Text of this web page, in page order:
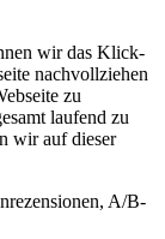
wir das Klick-
nachvollziehen
zu
laufend zu
wir auf dieser
A/B-